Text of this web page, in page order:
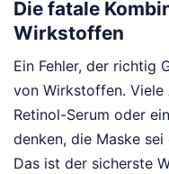
Die fatale
Wirkstoffen
Ein Fehler, der richtig
von Wirkstoffen. Viele
Retinol-Serum oder
denken, die Maske
Das ist der sicherste